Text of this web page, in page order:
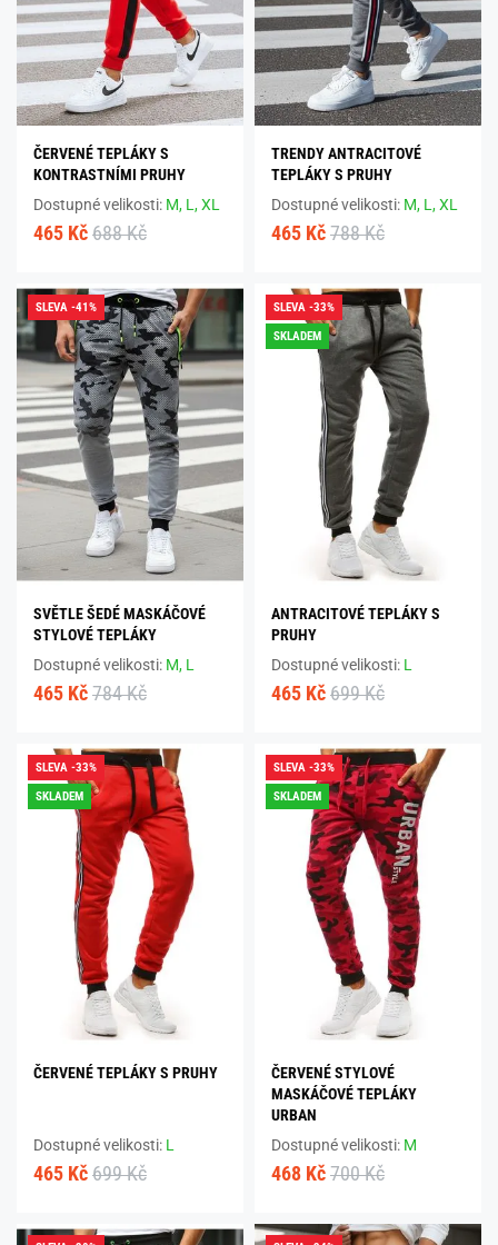
ČERVENÉ TEPLÁKY S
KONTRASTNÍMI PRUHY
Dostupné velikosti: M, L,XL
465 Kč 688 Kč
TRENDY ANTRACITOVÉ
TEPLÁKY S PRUHY
Dostupné velikosti: M, L,XL
465 Kč 788 Kč
SLEVA -41%
SVĚTLE ŠEDÉ MASKÁČOVÉ
STYLOVÉ TEPLÁKY
Dostupné velikosti: M, L
465 Kč 784 Kč
SLEVA -33%
SKLADEM
ANTRACITOVÉ TEPLÁKY S
PRUHY
Dostupné velikosti: L
465 Kč 699 Kč
SLEVA -33%
SKLADEM
ČERVENÉ TEPLÁKY S PRUHY
Dostupné velikosti: L
465 Kč 699 Kč
SLEVA -33%
SKLADEM
ČERVENÉ STYLOVÉ
MASKÁČOVÉ TEPLÁKY
URBAN
Dostupné velikosti: M
468 Kč 700 Kč